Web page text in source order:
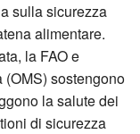
sulla sicurezza
alimentare.
la FAO e
(OMS) sostengono
la salute dei
di sicurezza